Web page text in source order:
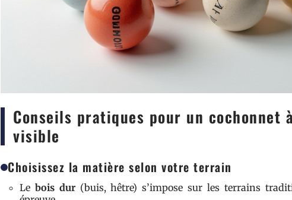
Conseils pratiques pour un cochonnet
visible
Choisissez la matière selon votre terrain
Le bois dur(buis, hêtre) s’impose sur les terrains